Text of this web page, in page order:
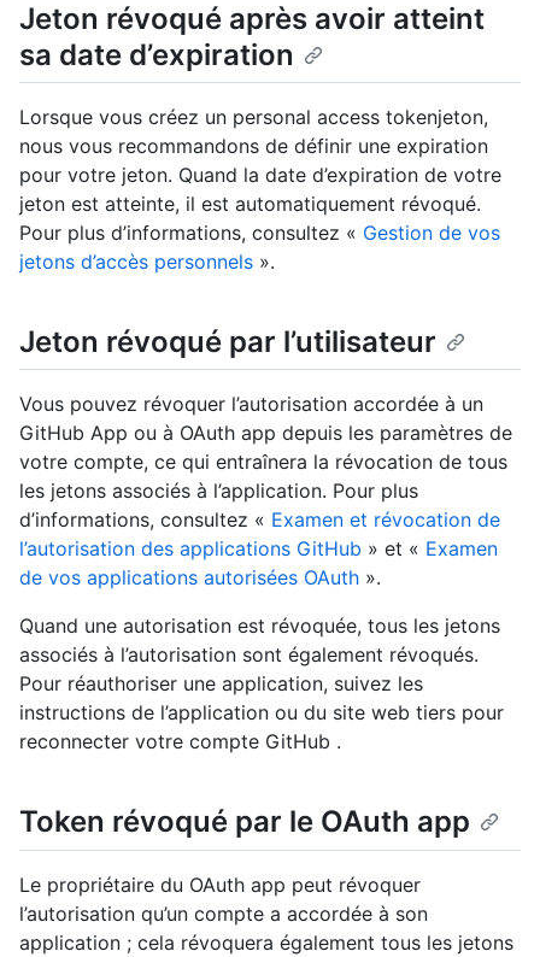
Jeton révoqué après avoir atteint
sa date d’expiration
Lorsque vous créez un personal access tokenjeton,
nous vous recommandons de définir une expiration
pour votre jeton. Quand la date d’expiration de votre
jeton est atteinte, il est automatiquement révoqué.
Pour plus d’informations, consultez « Gestion de vos
jetons d’accès personnels ».
Jeton révoqué par l’utilisateur
Vous pouvez révoquer l’autorisation accordée à un
GitHub App ou à OAuth app depuis les paramètres de
votre compte, ce qui entraînera la révocation de tous
les jetons associés à l’application. Pour plus
d’informations, consultez « Examen et révocation de
l’autorisation des applications GitHub » et « Examen
de vos applications autorisées OAuth ».
Quand une autorisation est révoquée, tous les jetons
associés à l’autorisation sont également révoqués.
Pour réauthoriser une application, suivez les
instructions de l’application ou du site web tiers pour
reconnecter votre compte GitHub .
Token révoqué par le OAuth app
Le propriétaire du OAuth app peut révoquer
l’autorisation qu’un compte a accordée à son
application ; cela révoquera également tous les jetons